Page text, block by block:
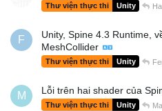
Thư viện thực thi Unity
F
Unity, Spine 4.3 Runtime,
MeshCollider
Thư viện thực thi Unity
M Lỗi trên hai shader của
Thư viện thực thi Unity